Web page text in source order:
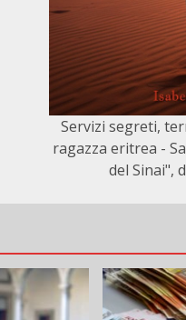
Servizi segreti,
ragazza eritrea -
del Sinai",